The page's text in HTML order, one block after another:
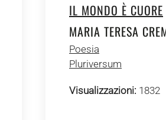
IL MONDO È CUORE
MARIA TERESA
Poesia
Pluriversum
Visualizzazioni: 1832